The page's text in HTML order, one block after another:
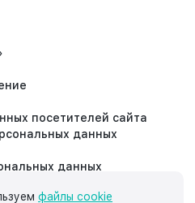
посетителей сайта
данных
данных
данных третьим
файлы cookie